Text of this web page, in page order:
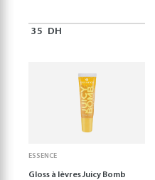
35 DH
ESSENCE
Gloss à lèvres Juicy Bomb